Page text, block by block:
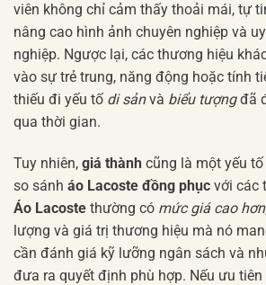
viên không chỉ cảm thấy thoải mái, tự
nâng cao hình ảnh chuyên nghiệp và
nghiệp. Ngược lại, các thương hiệu
vào sự trẻ trung, năng động hoặc tính
thiếu đi yếu tố di sảnvà biểu tượngđã
qua thời gian.
Tuy nhiên, giá thành cũng là một yếu
so sánh áo Lacoste đồng phục với các
Áo Lacoste thường có mức giá cao hơn
lượng và giá trị thương hiệu mà nó
cần đánh giá kỹ lưỡng ngân sách và
đưa ra quyết định phù hợp. Nếu ưu